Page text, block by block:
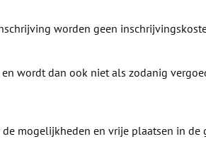
worden geen
wordt dan ook niet als zodanig
mogelijkheden en vrije plaatsen in